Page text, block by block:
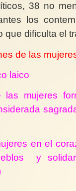
38 no
los
que dificulta el
de las
laico
las mujeres
en el
y